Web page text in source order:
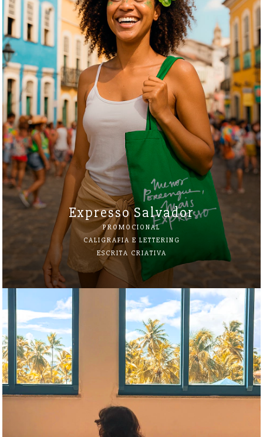
Expresso Salvador
PROMOCIONAL
CALIGRAFIA E LETTERING
ESCRITA CRIATIVA